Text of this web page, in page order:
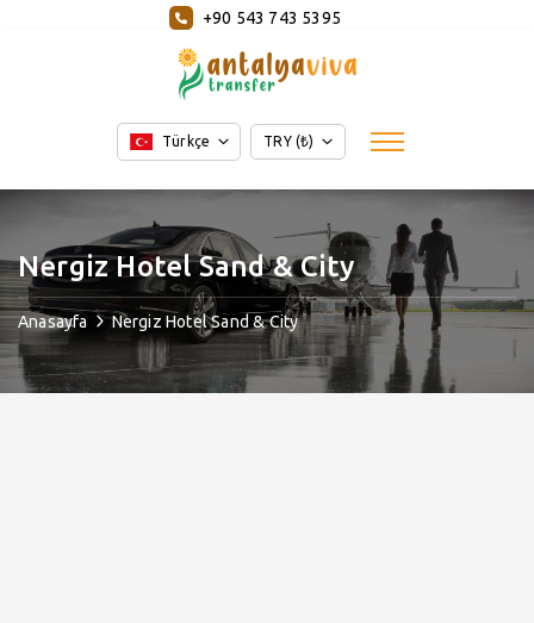
+90 543 743 5395
Türkçe TRY (₺)
Nergiz Hotel Sand & City
Anasayfa Nergiz Hotel Sand & City